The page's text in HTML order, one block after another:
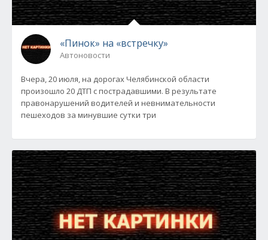
«Пинок» на «встречку»
Автоновости
Вчера, 20 июля, на дорогах Челябинской области
произошло 20 ДТП с пострадавшими. В результате
правонарушений водителей и невнимательности
пешеходов за минувшие сутки три